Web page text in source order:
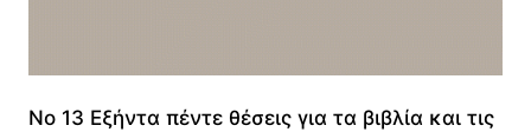
Νο 13 Εξήντα πέντε θέσεις για τα βιβλία και τις